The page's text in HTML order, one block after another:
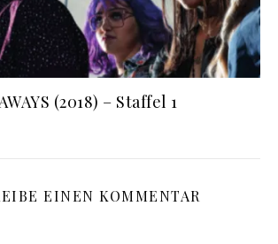
(2018) – Staffel 1
EINEN KOMMENTAR